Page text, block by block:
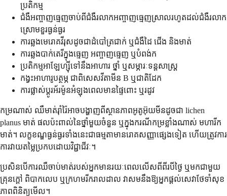
ប្រតិកម្ម
ជំងឺអញ្ចាញធ្មេញចាប់ពីជំងឺរលាកអញ្ចាញធ្មេញស្រាលរហូតដល់ជំងឺរលាក
ស្រោមខួរធ្ងន់ធ្ងរ
ការឆ្លងមេរោគវីរុសដូចជាដំបៅត្រជាក់ ឬជំងឺដៃ ជើង និងមាត់
ការឆ្លងបាក់តេរីក្នុងធ្មេញ អញ្ចាញធ្មេញ ឬបំពង់ក
ប្រតិកម្មអាឡែហ្ស៊ីទៅនឹងអាហារ ថ្នាំ ឬសម្ភារៈទន្តសាស្ត្រ
កង្វះអាហារូបត្ថម្ភ ជាពិសេសវីតាមីន B ឬជាតិដែក
ការផ្លាស់ប្តូរអ័រម៉ូនអំឡុងពេលមានផ្ទៃពោះ ឬរដូវ
កម្រណាស់ ឈឺមាត់រ៉ាំរ៉ៃអាចបង្ហាញពីស្ថានភាពអូតូអ៊ុយមីនដូចជា lichen
planus មាត់ ផលប៉ះពាល់នៃថ្នាំមួយចំនួន ឬក្នុងករណីកម្រខ្លាំងណាស់ មហារីក
មាត់។ លក្ខខណ្ឌធ្ងន់ធ្ងរទាំងនេះជាធម្មតាមានរោគសញ្ញាផ្សេងទៀត ហើយត្រូវការ
ការវាយតម្លៃប្រកបដោយវិជ្ជាជីវៈ។
ប្រសិនបើការឈឺចាប់មាត់របស់អ្នកមានរយៈពេលលើសពីពីរបីថ្ងៃ ឬមកជាមួយ
គ្រុនក្តៅ ពិបាកលេប ឬក្រហមរីករាលដាល វាសមនឹងឱ្យអ្នកផ្តល់សេវាថែទាំសុខ
ភាពពិនិត្យមើល។